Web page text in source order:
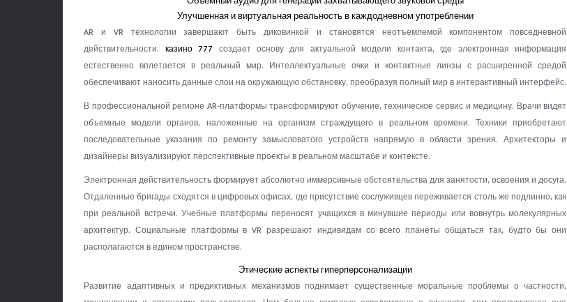
Улучшенная и виртуальная реальность в каждодневном употреблении
AR и VR технологии завершают быть диковинкой и становятся неотъемлемой компонентом повседневной
действительности. казино 777 создает основу для актуальной модели контакта, где электронная информация
естественно вплетается в реальный мир. Интеллектуальные очки и контактные линзы с расширенной средой
обеспечивают наносить данные слои на окружающую обстановку, преобразуя полный мир в интерактивный интерфейс.
В профессиональной регионе AR-платформы трансформируют обучение, техническое сервис и медицину. Врачи видят
объемные модели органов, наложенные на организм страждущего в реальном времени. Техники приобретают
последовательные указания по ремонту замысловатого устройств напрямую в области зрения. Архитекторы и
дизайнеры визуализируют перспективные проекты в реальном масштабе и контексте.
Электронная действительность формирует абсолютно иммерсивные обстоятельства для занятости, освоения и досуга.
Отдаленные бригады сходятся в цифровых офисах, где присутствие сослуживцев переживается столь же подлинно, как
при реальной встречи. Учебные платформы переносят учащихся в минувшие периоды или вовнутрь молекулярных
архитектур. Социальные платформы в VR разрешают индивидам со всего планеты общаться так, будто бы они
располагаются в едином пространстве.
Этические аспекты гиперперсонализации
Развитие адаптивных и предиктивных механизмов поднимает существенные моральные проблемы о частности,